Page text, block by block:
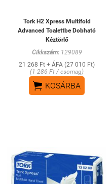
Tork H2 Xpress Multifold
Advanced Toalettbe Dobható
Kéztörlő
Cikkszám:129089
21 268 Ft + ÁFA (27 010 Ft)
(1 286 Ft / csomag)
 KOSÁRBA